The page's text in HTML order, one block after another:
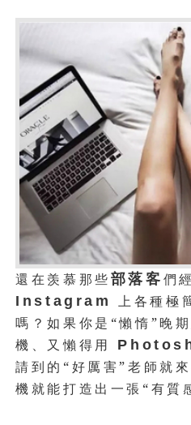
還在羡慕那些 部落客 們
Instagram上各種極
嗎？如果你是“懶惰”晚
機、又懶得用
請到的“好厲害”老師就
機就能打造出一張“有質